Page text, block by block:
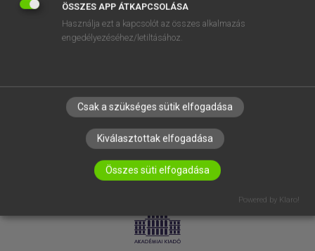
ELÉRHETŐSÉG
SÜTI BEÁLLÍTÁSOK
LICENCSZERZŐDÉS ADATVÉDELEM
ÖSSZES APP ÁTKAPCSOLÁSA
Használja ezt a kapcsolót az összes alkalmazás
engedélyezéséhez/letiltásához.
Csak a szükséges sütik elfogadása
Kiválasztottak elfogadása
Összes süti elfogadása
Powered by Klaro!